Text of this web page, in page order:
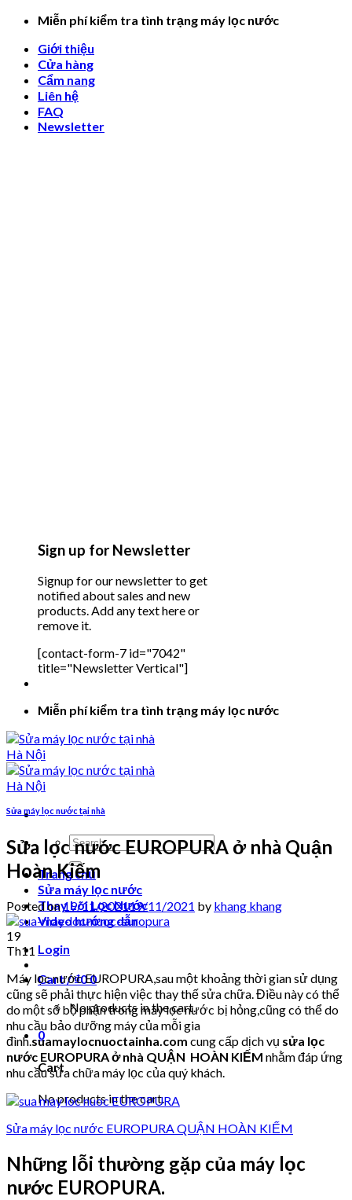
Skip
content
Miễn phí kiểm tra tình trạng máy lọc nước
Giới thiệu
Cửa hàng
Cẩm nang
Liên hệ
FAQ
Newsletter
Sign up for Newsletter
Signup for our newsletter to get
notified about sales and new
products. Add any text here or
remove it.
[contact-form-7 id="7042"
title="Newsletter Vertical"]
Miễn phí kiểm tra tình trạng máy lọc nước
Search
for:
Trang chủ
Sửa máy lọc nước
Thay Lõi Lọc Nước
Video hướng dẫn
Login
Cart /₫00
No products in the cart.
0
Cart
No products in the cart.
Sửa máy lọc nước tại nhà
Sửa lọc nước EUROPURA ở nhà Quận
Hoàn Kiếm
Posted on19/11/202119/11/2021 by khang khang
19
Th11
Máy lọc nước EUROPURA,sau một khoảng thời gian sử dụng
cũng sẽ phải thực hiện việc thay thế sửa chữa. Điều này có thể
do một số bộ phận trong máy lọc nước bị hỏng,cũng có thể do
nhu cầu bảo dưỡng máy của mỗi gia
đình.suamaylocnuoctainha.com cung cấp dịch vụ sửa lọc
nước EUROPURA ở nhà QUẬN HOÀN KIẾM nhằm đáp ứng
nhu cầu sửa chữa máy lọc của quý khách.
Sửa máy lọc nước EUROPURA QUẬN HOÀN KIẾM
Những lỗi thường gặp của máy lọc
nước EUROPURA.